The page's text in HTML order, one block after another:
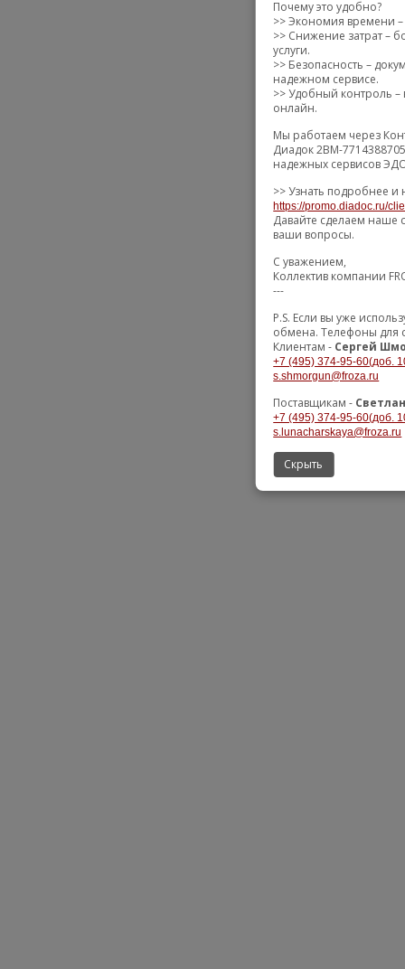
Почему это удобно?
>> Экономия времени –
>> Снижение затрат –
услуги.
>> Безопасность –
надежном сервисе.
>> Удобный контроль –
онлайн.
Мы работаем через
Диадок 2BM-
надежных сервисов
>> Узнать подробнее и
https://promo.diadoc.ru/
Давайте сделаем наше
ваши вопросы.
С уважением,
Коллектив компании
---
P.S. Если вы уже
обмена. Телефоны для
Клиентам - Сергей
+7 (495) 374-95-60(доб.
s.shmorgun@froza.ru
Поставщикам -
+7 (495) 374-95-60(доб.
s.lunacharskaya@froza.ru
Скрыть